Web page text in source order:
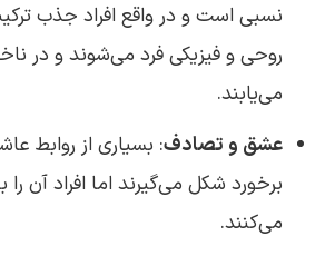
نسبی است و در واقع افراد جذب
روحی و فیزیکی فرد می‌شوند و در
می‌یابند.
عشق و تصادف: بسیاری از روابط
برخورد شکل می‌گیرند اما افراد آن
می‌کنند.